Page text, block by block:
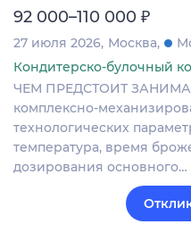
92 000–110 000 ₽
27 июля 2026 Москва
Кондитерско-булочный
ЧЕМ ПРЕДСТОИТ
комплексно-
технологических
температура, время
дозирования основного…